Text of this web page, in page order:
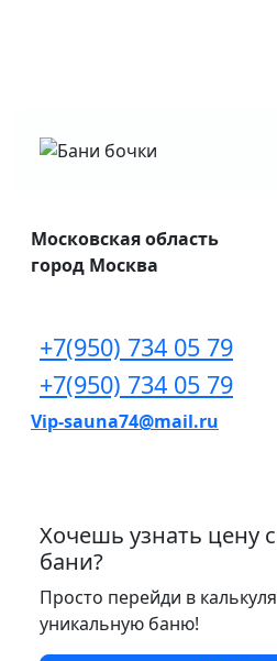
Московская область
город Москва
+7(950) 734 05 79
+7(950) 734 05 79
Vip-sauna74@mail.ru
Хочешь узнать цену
бани?
Просто перейди в
уникальную баню!